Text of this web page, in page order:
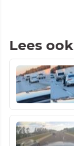
Lees ook